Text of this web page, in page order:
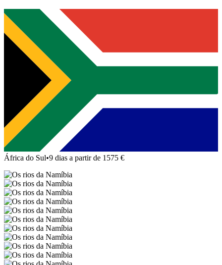
África do Sul•9 dias a partir de 1575 €